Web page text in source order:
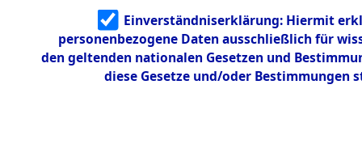
Effekten aus
dem KZ
Neuengamm
e
Dokument
DOKUMENTE
Einverständniserklärung: Hiermit
personenbezogene Daten ausschließlich für
den geltenden nationalen Gesetzen und
diese Gesetze und/oder Bestimmungen